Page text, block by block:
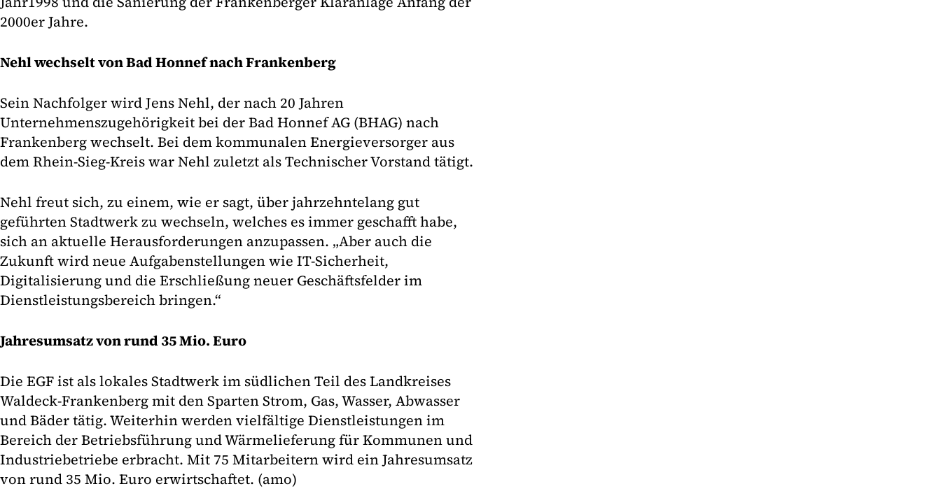
2000er Jahre.
Nehl wechselt von Bad Honnef nach Frankenberg
Sein Nachfolger wird Jens Nehl, der nach 20 Jahren
Unternehmenszugehörigkeit bei der Bad Honnef AG (BHAG) nach
Frankenberg wechselt. Bei dem kommunalen Energieversorger aus
dem Rhein-Sieg-Kreis war Nehl zuletzt als Technischer Vorstand tätigt.
Nehl freut sich, zu einem, wie er sagt, über jahrzehntelang gut
geführten Stadtwerk zu wechseln, welches es immer geschafft habe,
sich an aktuelle Herausforderungen anzupassen. „Aber auch die
Zukunft wird neue Aufgabenstellungen wie IT-Sicherheit,
Digitalisierung und die Erschließung neuer Geschäftsfelder im
Dienstleistungsbereich bringen.“
Jahresumsatz von rund 35 Mio. Euro
Die EGF ist als lokales Stadtwerk im südlichen Teil des Landkreises
Waldeck-Frankenberg mit den Sparten Strom, Gas, Wasser, Abwasser
und Bäder tätig. Weiterhin werden vielfältige Dienstleistungen im
Bereich der Betriebsführung und Wärmelieferung für Kommunen und
Industriebetriebe erbracht. Mit 75 Mitarbeitern wird ein Jahresumsatz
von rund 35 Mio. Euro erwirtschaftet. (amo)